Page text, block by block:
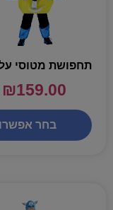
₪159.00
בחר